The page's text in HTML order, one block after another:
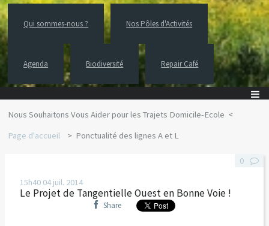
Qui sommes-nous ? Nos Pôles d'Activités
Agenda Biodiversité Repair Café
Nous Souhaitons Vous Aider pour les Trajets Domicile-Ecole
Page d'accueil
Ponctualité des lignes A et L
15h40 04 juil. 2014
Le Projet de Tangentielle Ouest en Bonne Voie !
Share
0